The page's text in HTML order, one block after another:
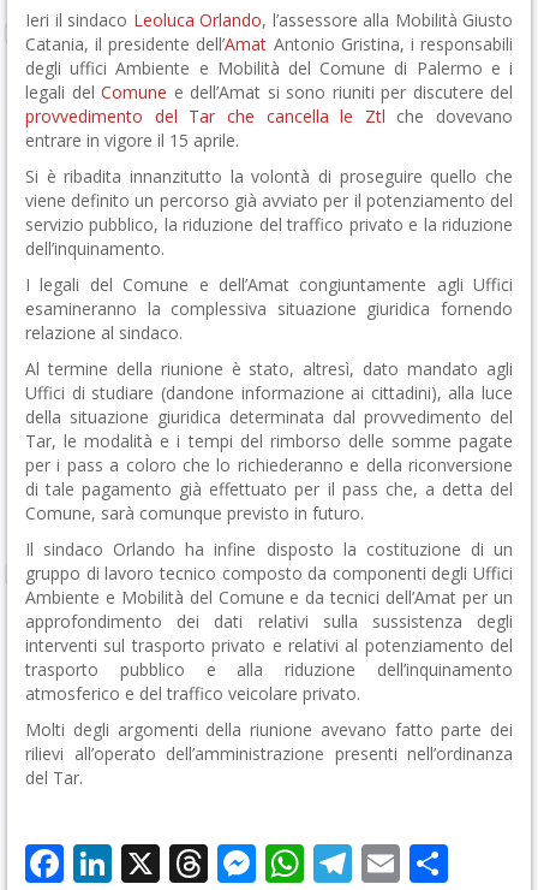
Ieri il sindaco Leoluca Orlando, l’assessore alla Mobilità Giusto
Catania, il presidente dell’Amat Antonio Gristina, i responsabili
degli uffici Ambiente e Mobilità del Comune di Palermo e i
legali del Comune e dell’Amat si sono riuniti per discutere del
provvedimento del Tar che cancella le Ztl che dovevano
entrare in vigore il 15 aprile.
Si è ribadita innanzitutto la volontà di proseguire quello che
viene definito un percorso già avviato per il potenziamento del
servizio pubblico, la riduzione del traffico privato e la riduzione
dell’inquinamento.
I legali del Comune e dell’Amat congiuntamente agli Uffici
esamineranno la complessiva situazione giuridica fornendo
relazione al sindaco.
Al termine della riunione è stato, altresì, dato mandato agli
Uffici di studiare (dandone informazione ai cittadini), alla luce
della situazione giuridica determinata dal provvedimento del
Tar, le modalità e i tempi del rimborso delle somme pagate
per i pass a coloro che lo richiederanno e della riconversione
di tale pagamento già effettuato per il pass che, a detta del
Comune, sarà comunque previsto in futuro.
Il sindaco Orlando ha infine disposto la costituzione di un
gruppo di lavoro tecnico composto da componenti degli Uffici
Ambiente e Mobilità del Comune e da tecnici dell’Amat per un
approfondimento dei dati relativi sulla sussistenza degli
interventi sul trasporto privato e relativi al potenziamento del
trasporto pubblico e alla riduzione dell’inquinamento
atmosferico e del traffico veicolare privato.
Molti degli argomenti della riunione avevano fatto parte dei
rilievi all’operato dell’amministrazione presenti nell’ordinanza
del Tar.
Facebook
LinkedIn
X Threads
Messenger
WhatsApp
Telegram
Email